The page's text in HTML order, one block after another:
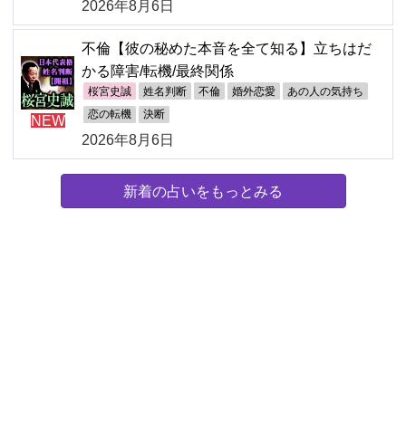
2026年8月6日
NEW
不倫【彼の秘めた本音を全て知る】立ちはだ
かる障害/転機/最終関係
桜宮史誠 姓名判断 不倫 婚外恋愛 あの人の気持ち
恋の転機 決断
2026年8月6日
新着の占いをもっとみる